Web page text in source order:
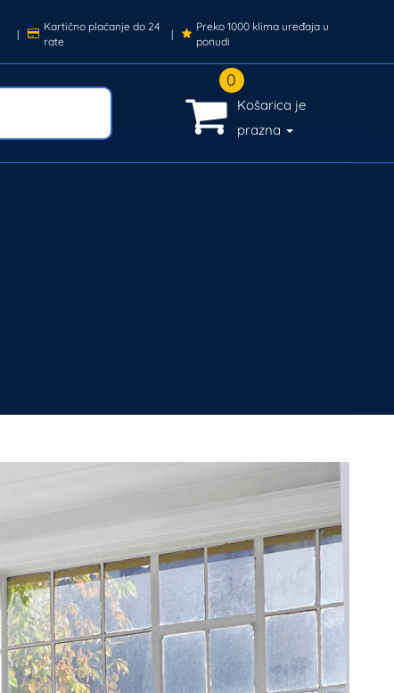
|
Kartično plaćanje do 24
rate
|
Preko 1000 klima uređaja u
ponudi
0
Košarica je
prazna